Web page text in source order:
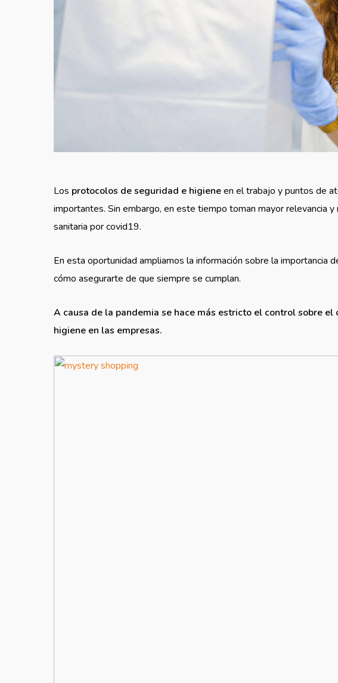
Los protocolos de seguridad e higieneen el trabajo y puntos de
importantes. Sin embargo, en este tiempo toman mayor relevancia
sanitaria por covid19.
En esta oportunidad ampliamos la información sobre la importancia
cómo asegurarte de que siempre se cumplan.
A causa de la pandemia se hace más estricto el control sobre
higiene en las empresas.